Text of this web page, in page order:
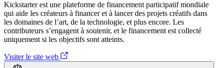
Kickstarter est une plateforme de financement participatif mondiale
qui aide les créateurs à financer et à lancer des projets créatifs dans
les domaines de l’art, de la technologie, et plus encore. Les
contributeurs s’engagent à soutenir, et le financement est collecté
uniquement si les objectifs sont atteints.
Visiter le site web